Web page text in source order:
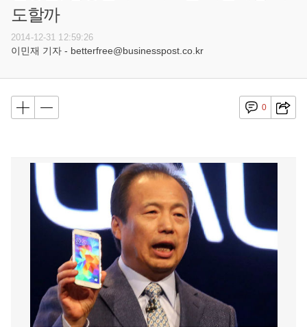
도할까
2014-12-31 12:59:26
이민재 기자 - betterfree@businesspost.co.kr
0